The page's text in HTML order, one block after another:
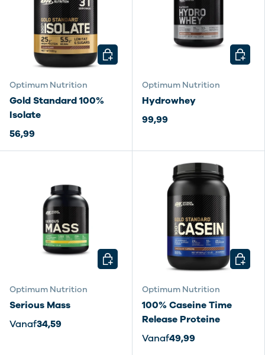
Optimum Nutrition
Gold Standard 100%
Isolate
56,99
KIES MOGELIJKHEDEN
Optimum Nutrition
Hydrowhey
99,99
KIES
Optimum Nutrition
Serious Mass
Vanaf34,59
KIES MOGELIJKHEDEN
Optimum Nutrition
100% Caseine Time
Release Proteine
Vanaf49,99
KIES